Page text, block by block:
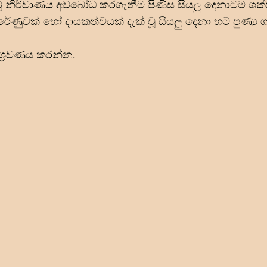
නිර්වාණය අවබෝධ කරගැනීම පිණිස සියලු දෙනාටම
හෝ දායකත්වයක් දැක් වූ සියලු දෙනා හට පුණ් ය
රවණය කරන්න.